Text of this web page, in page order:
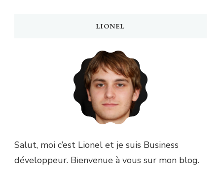
LIONEL
Salut, moi c’est Lionel et je suis Business
développeur. Bienvenue à vous sur mon blog.